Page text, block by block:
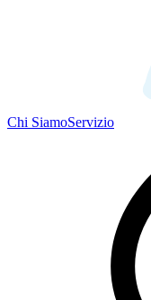
Chi SiamoServizio